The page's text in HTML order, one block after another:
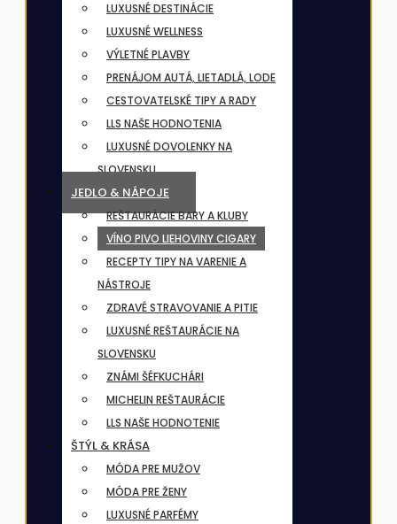
LUXUSNÉ DESTINÁCIE
LUXUSNÉ WELLNESS
VÝLETNÉ PLAVBY
PRENÁJOM AUTÁ, LIETADLÁ, LODE
CESTOVATELSKÉ TIPY A RADY
LLS NAŠE HODNOTENIA
LUXUSNÉ DOVOLENKY NA
SLOVENSKU
JEDLO & NÁPOJE
REŠTAURÁCIE BARY A KLUBY
VÍNO PIVO LIEHOVINY CIGARY
RECEPTY TIPY NA VARENIE A
NÁSTROJE
ZDRAVÉ STRAVOVANIE A PITIE
LUXUSNÉ REŠTAURÁCIE NA
SLOVENSKU
ZNÁMI ŠÉFKUCHÁRI
MICHELIN REŠTAURÁCIE
LLS NAŠE HODNOTENIE
ŠTÝL & KRÁSA
MÓDA PRE MUŽOV
MÓDA PRE ŽENY
LUXUSNÉ PARFÉMY